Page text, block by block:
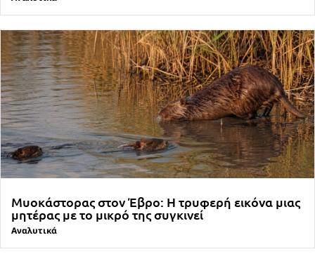
Μυοκάστορας στον Έβρο: Η τρυφερή εικόνα μιας
μητέρας με το μικρό της συγκινεί
Αναλυτικά